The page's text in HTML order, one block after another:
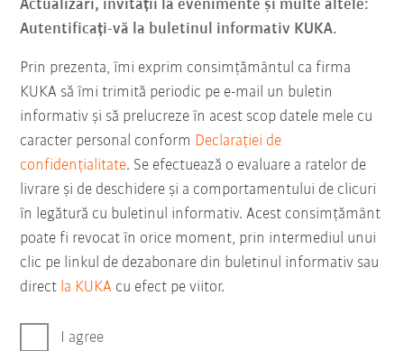
Actualizări, invitații la evenimente și multe altele:
Autentificați-vă la buletinul informativ KUKA.
Prin prezenta, îmi exprim consimțământul ca firma
KUKA să îmi trimită periodic pe e-mail un buletin
informativ şi să prelucreze în acest scop datele mele cu
caracter personal conform Declarației de
confidențialitate. Se efectuează o evaluare a ratelor de
livrare și de deschidere și a comportamentului de clicuri
în legătură cu buletinul informativ. Acest consimțământ
poate fi revocat în orice moment, prin intermediul unui
clic pe linkul de dezabonare din buletinul informativ sau
direct la KUKA cu efect pe viitor.
I agree